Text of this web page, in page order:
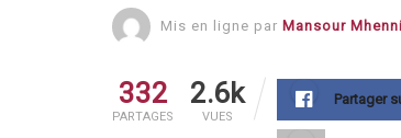
Mis en ligne par Mansour Mhenni
332
PARTAGES
2.6k
VUES
Partager